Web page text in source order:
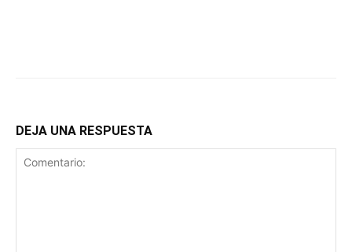
DEJA UNA RESPUESTA